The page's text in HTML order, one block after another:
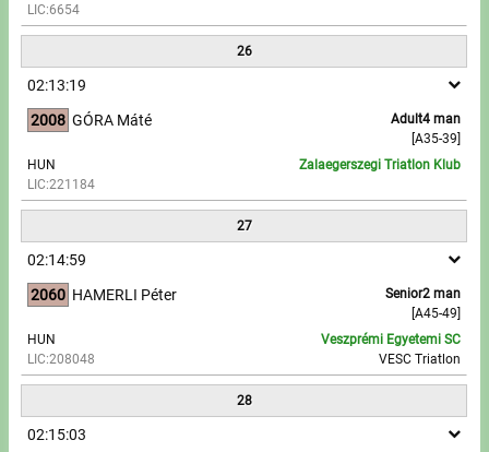
LIC:6654
26
02:13:19
2008
Adult4 man
[A35-39]
GÓRA Máté
HUN
LIC:221184
Zalaegerszegi Triatlon Klub
27
02:14:59
2060
Senior2 man
[A45-49]
HAMERLI Péter
HUN
LIC:208048
Veszprémi Egyetemi SC
VESC Triatlon
28
02:15:03